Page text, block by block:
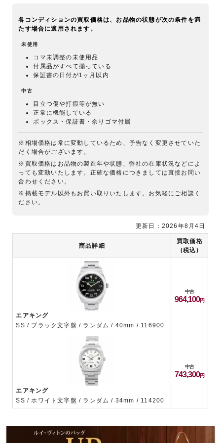
各コンディションの買取価格は、お品物の状態が次の条件を満
たす場合に適用されます。
未使用
コマ未調整の未使用品
付属品がすべて揃っている
保証書の日付が1ヶ月以内
中古
目立つ傷や打痕等が無い
正常に機能している
ボックス・保証書・余りゴマ付属
※相場価格は常に変動しているため、予告なく変更させていた
だく場合がございます。
※買取価格はお品物の製造年や状態、弊社の在庫状況などによ
っても変動いたします。正確な価格につきましては直接お問い
合わせください。
※掲載モデル以外もお買い取りいたします。お気軽にご相談く
ださい。
商品詳細
買取価格
(税込)
エアキング
SS / ブラック文字盤 / ランダム / 40mm / 116900
中古
964,100
エアキング
SS / ホワイト文字盤 / ランダム / 34mm / 114200
中古
743,300
更新日：2026年8月4日